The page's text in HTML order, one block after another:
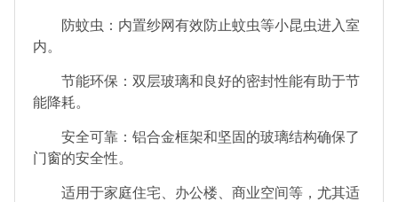
防蚊虫：内置纱网有效防止蚊虫等小昆虫进入室
内。
节能环保：双层玻璃和良好的密封性能有助于节
能降耗。
安全可靠：铝合金框架和坚固的玻璃结构确保了
门窗的安全性。
适用于家庭住宅、办公楼、商业空间等，尤其适